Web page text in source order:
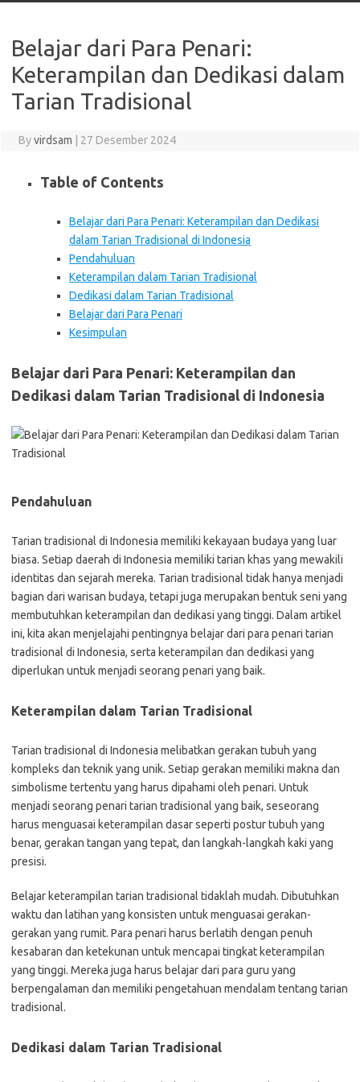
Belajar dari Para Penari:
Keterampilan dan Dedikasi dalam
Tarian Tradisional
Byvirdsam 27 Desember 2024
Table of Contents
Belajar dari Para Penari: Keterampilan dan Dedikasi
dalam Tarian Tradisional di Indonesia
Pendahuluan
Keterampilan dalam Tarian Tradisional
Dedikasi dalam Tarian Tradisional
Belajar dari Para Penari
Kesimpulan
Belajar dari Para Penari: Keterampilan dan
Dedikasi dalam Tarian Tradisional di Indonesia
Pendahuluan
Tarian tradisional di Indonesia memiliki kekayaan budaya yang luar
biasa. Setiap daerah di Indonesia memiliki tarian khas yang mewakili
identitas dan sejarah mereka. Tarian tradisional tidak hanya menjadi
bagian dari warisan budaya, tetapi juga merupakan bentuk seni yang
membutuhkan keterampilan dan dedikasi yang tinggi. Dalam artikel
ini, kita akan menjelajahi pentingnya belajar dari para penari tarian
tradisional di Indonesia, serta keterampilan dan dedikasi yang
diperlukan untuk menjadi seorang penari yang baik.
Keterampilan dalam Tarian Tradisional
Tarian tradisional di Indonesia melibatkan gerakan tubuh yang
kompleks dan teknik yang unik. Setiap gerakan memiliki makna dan
simbolisme tertentu yang harus dipahami oleh penari. Untuk
menjadi seorang penari tarian tradisional yang baik, seseorang
harus menguasai keterampilan dasar seperti postur tubuh yang
benar, gerakan tangan yang tepat, dan langkah-langkah kaki yang
presisi.
Belajar keterampilan tarian tradisional tidaklah mudah. Dibutuhkan
waktu dan latihan yang konsisten untuk menguasai gerakan-
gerakan yang rumit. Para penari harus berlatih dengan penuh
kesabaran dan ketekunan untuk mencapai tingkat keterampilan
yang tinggi. Mereka juga harus belajar dari para guru yang
berpengalaman dan memiliki pengetahuan mendalam tentang tarian
tradisional.
Dedikasi dalam Tarian Tradisional